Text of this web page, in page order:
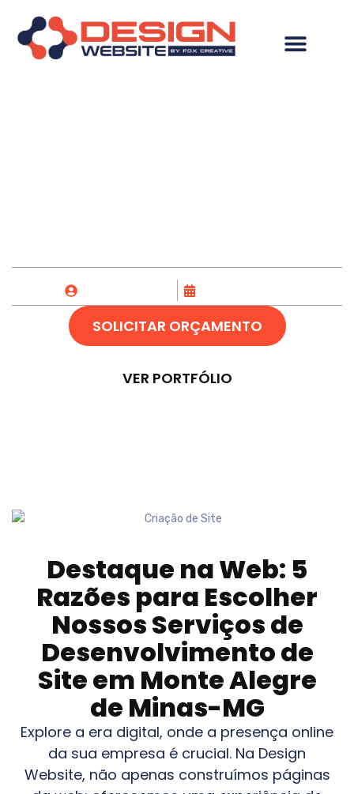
SOLICITAR ORÇAMENTO
VER PORTFÓLIO
Destaque na Web: 5
Razões para Escolher
Nossos Serviços de
Desenvolvimento de
Site em Monte Alegre
de Minas-MG
Explore a era digital, onde a presença online
da sua empresa é crucial. Na Design
Website, não apenas construímos páginas